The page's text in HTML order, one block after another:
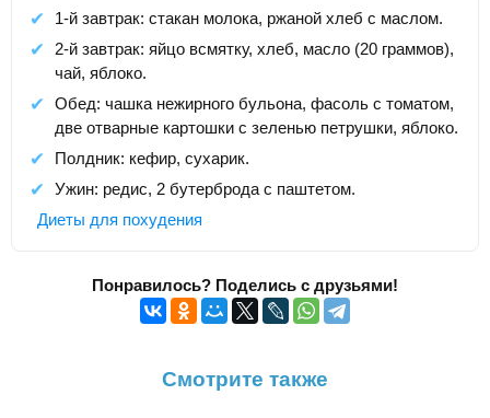
1-й завтрак: стакан молока, ржаной хлеб с маслом.
2-й завтрак: яйцо всмятку, хлеб, масло (20 граммов),
чай, яблоко.
Обед: чашка нежирного бульона, фасоль с томатом,
две отварные картошки с зеленью петрушки, яблоко.
Полдник: кефир, сухарик.
Ужин: редис, 2 бутерброда с паштетом.
Диеты для похудения
Понравилось? Поделись с друзьями!
Смотрите также